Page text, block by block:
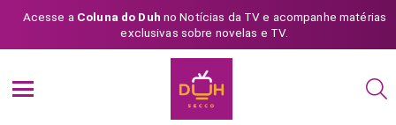
Acesse a Coluna do Duh no Notícias da TV e acompanhe matérias
exclusivas sobre novelas e TV.